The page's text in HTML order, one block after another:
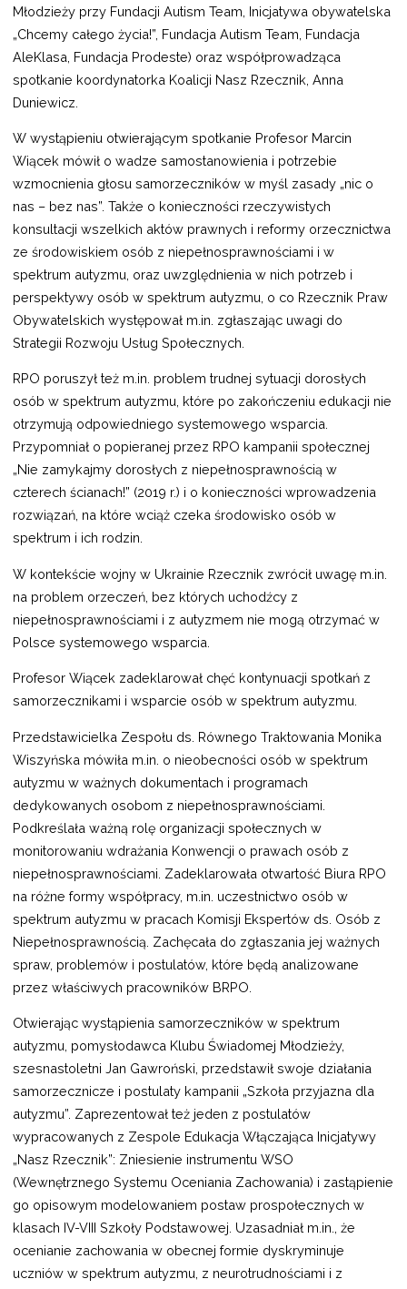
Młodzieży przy Fundacji Autism Team, Inicjatywa obywatelska
„Chcemy całego życia!”, Fundacja Autism Team, Fundacja
AleKlasa, Fundacja Prodeste) oraz współprowadząca
spotkanie koordynatorka Koalicji Nasz Rzecznik, Anna
Duniewicz.
W wystąpieniu otwierającym spotkanie Profesor Marcin
Wiącek mówił o wadze samostanowienia i potrzebie
wzmocnienia głosu samorzeczników w myśl zasady „nic o
nas – bez nas”. Także o konieczności rzeczywistych
konsultacji wszelkich aktów prawnych i reformy orzecznictwa
ze środowiskiem osób z niepełnosprawnościami i w
spektrum autyzmu, oraz uwzględnienia w nich potrzeb i
perspektywy osób w spektrum autyzmu, o co Rzecznik Praw
Obywatelskich występował m.in. zgłaszając uwagi do
Strategii Rozwoju Usług Społecznych.
RPO poruszył też m.in. problem trudnej sytuacji dorosłych
osób w spektrum autyzmu, które po zakończeniu edukacji nie
otrzymują odpowiedniego systemowego wsparcia.
Przypomniał o popieranej przez RPO kampanii społecznej
„Nie zamykajmy dorosłych z niepełnosprawnością w
czterech ścianach!” (2019 r.) i o konieczności wprowadzenia
rozwiązań, na które wciąż czeka środowisko osób w
spektrum i ich rodzin.
W kontekście wojny w Ukrainie Rzecznik zwrócił uwagę m.in.
na problem orzeczeń, bez których uchodźcy z
niepełnosprawnościami i z autyzmem nie mogą otrzymać w
Polsce systemowego wsparcia.
Profesor Wiącek zadeklarował chęć kontynuacji spotkań z
samorzecznikami i wsparcie osób w spektrum autyzmu.
Przedstawicielka Zespołu ds. Równego Traktowania Monika
Wiszyńska mówiła m.in. o nieobecności osób w spektrum
autyzmu w ważnych dokumentach i programach
dedykowanych osobom z niepełnosprawnościami.
Podkreślała ważną rolę organizacji społecznych w
monitorowaniu wdrażania Konwencji o prawach osób z
niepełnosprawnościami. Zadeklarowała otwartość Biura RPO
na różne formy współpracy, m.in. uczestnictwo osób w
spektrum autyzmu w pracach Komisji Ekspertów ds. Osób z
Niepełnosprawnością. Zachęcała do zgłaszania jej ważnych
spraw, problemów i postulatów, które będą analizowane
przez właściwych pracowników BRPO.
Otwierając wystąpienia samorzeczników w spektrum
autyzmu, pomysłodawca Klubu Świadomej Młodzieży,
szesnastoletni Jan Gawroński, przedstawił swoje działania
samorzecznicze i postulaty kampanii „Szkoła przyjazna dla
autyzmu”. Zaprezentował też jeden z postulatów
wypracowanych z Zespole Edukacja Włączająca Inicjatywy
„Nasz Rzecznik”: Zniesienie instrumentu WSO
(Wewnętrznego Systemu Oceniania Zachowania) i zastąpienie
go opisowym modelowaniem postaw prospołecznych w
klasach IV-VIII Szkoły Podstawowej. Uzasadniał m.in., że
ocenianie zachowania w obecnej formie dyskryminuje
uczniów w spektrum autyzmu, z neurotrudnościami i z